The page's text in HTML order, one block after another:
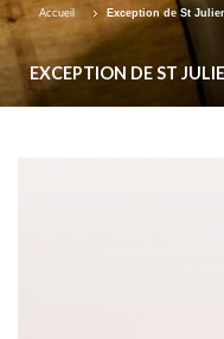
Accueil Exception de St
EXCEPTION DE ST